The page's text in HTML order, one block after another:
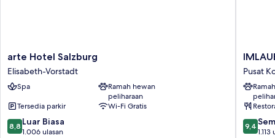
arte
Hotel
Salzburg
Elisabeth-
arte Hotel Salzburg
Elisabeth-Vorstadt
Spa
Ramah hewan
peliharaan
Tersedia parkir
Wi-Fi Gratis
8.8
dari
8,8 Luar Biasa
1.006 ulasan
Hotel
Pitter
Pusat
Kota
Pusat
9.4
dari
9,4